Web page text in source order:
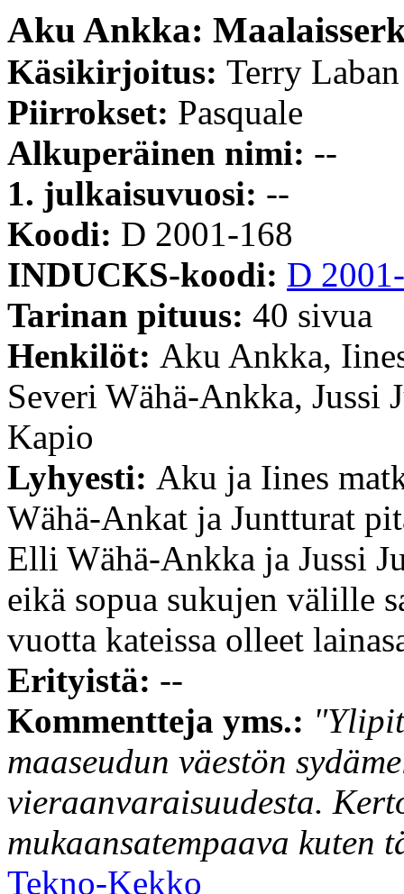
Aku Ankka:
Käsikirjoitus: Terry Laban
Piirrokset: Pasquale
Alkuperäinen nimi: --
1. julkaisuvuosi: --
Koodi: D 2001-168
INDUCKS-koodi: D
Tarinan pituus: 40 sivua
Henkilöt: Aku Ankka,
Severi Wähä-Ankka, Jussi
Kapio
Lyhyesti: Aku ja Iines
Wähä-Ankat ja Juntturat
Elli Wähä-Ankka ja Jussi
eikä sopua sukujen välille
vuotta kateissa olleet
Erityistä: --
Kommentteja yms.:
maaseudun väestön
vieraanvaraisuudesta.
mukaansatempaava kuten
Tekno-Kekko